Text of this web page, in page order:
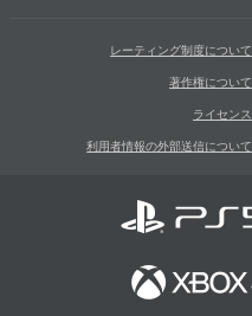
レーティング制度について
著作権について
ライセンス
利用者情報の外部送信について